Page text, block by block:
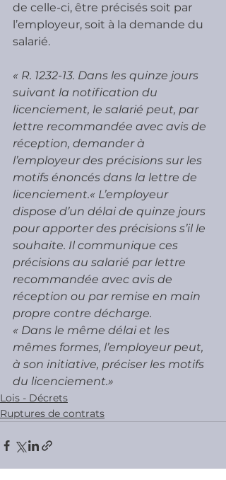
de celle-ci, être précisés soit par
l’employeur, soit à la demande du
salarié.
« R. 1232-13. Dans les quinze jours
suivant la notification du
licenciement, le salarié peut, par
lettre recommandée avec avis de
réception, demander à
l’employeur des précisions sur les
motifs énoncés dans la lettre de
licenciement.« L’employeur
dispose d’un délai de quinze jours
pour apporter des précisions s’il le
souhaite. Il communique ces
précisions au salarié par lettre
recommandée avec avis de
réception ou par remise en main
propre contre décharge.
« Dans le même délai et les
mêmes formes, l’employeur peut,
à son initiative, préciser les motifs
du licenciement.»
Lois - Décrets
Ruptures de contrats